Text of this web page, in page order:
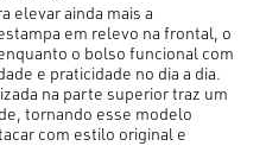
elevar ainda mais a
em relevo na frontal, o
o bolso funcional com
e praticidade no dia a dia.
na parte superior traz um
tornando esse modelo
com estilo original e